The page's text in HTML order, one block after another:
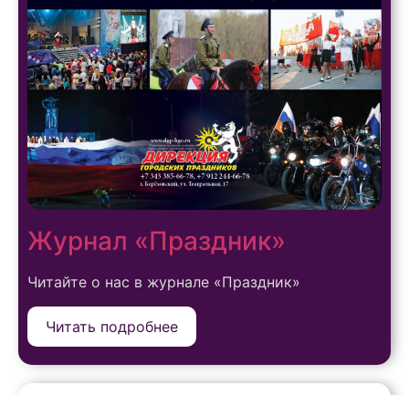
Журнал «Праздник»
Читайте о нас в журнале «Праздник»
Читать подробнее